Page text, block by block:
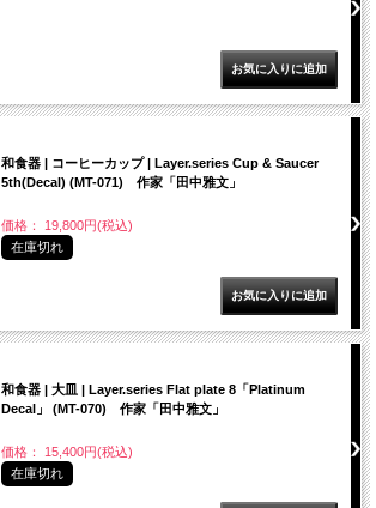
和食器 | コーヒーカップ | Layer.series Cup & Saucer
5th(Decal) (MT-071) 作家「田中雅文」
価格： 19,800円(税込)
在庫切れ
和食器 | 大皿 | Layer.series Flat plate 8「Platinum
Decal」 (MT-070) 作家「田中雅文」
価格： 15,400円(税込)
在庫切れ